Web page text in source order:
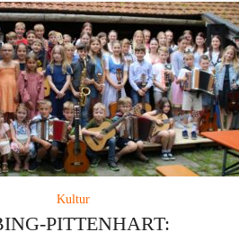
Kultur
PITTENHART: